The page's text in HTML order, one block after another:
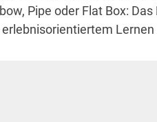
Pipe oder Flat Box:
Lernen